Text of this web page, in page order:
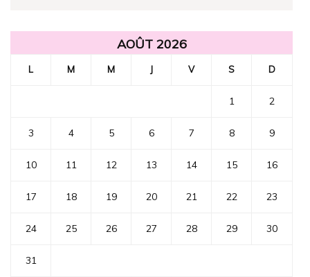
AOÛT 2026
L M M J V S D
1 2
3 4 5 6 7 8 9
10 11 12 13 14 15 16
17 18 19 20 21 22 23
24 25 26 27 28 29 30
31